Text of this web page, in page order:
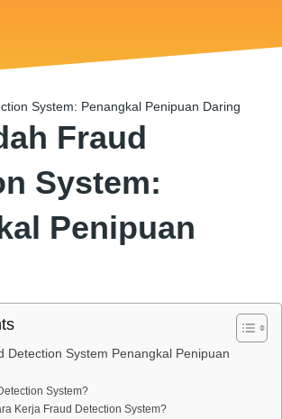
System: Penangkal Penipuan Daring
Fraud
System:
Penipuan
Detection System Penangkal Penipuan
System?
Kerja Fraud Detection System?